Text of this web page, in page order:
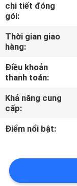
THAM
QUAN
NHÀ
MÁY
KIỂM
SOÁT
LƯỢNG
chi tiết đóng
gói:
Thời gian giao
hàng:
Điều khoản
thanh toán:
Khả năng cung
cấp:
Điểm nổi bật: